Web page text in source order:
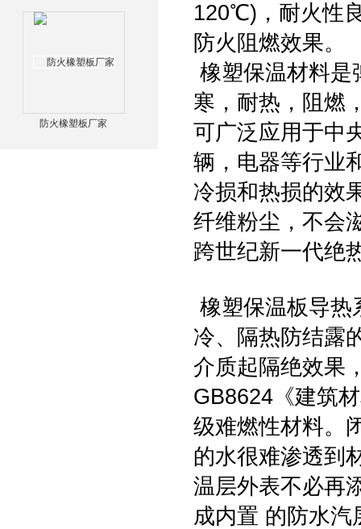
防火橡塑板厂家
120℃)，耐火性
防火阻燃效果。
橡塑保温材料是
寒，耐热，阻燃
可广泛应用于中
辆，电器等行业
冷损和热损的效
纤维粉尘，不会
跨世纪新一代绝
橡塑保温板导热
冷、隔热防结露
介质起隔绝效果
GB8624《建筑
级难燃性材料。
的水很难渗透到
温层外表不必再
成内置 的防水